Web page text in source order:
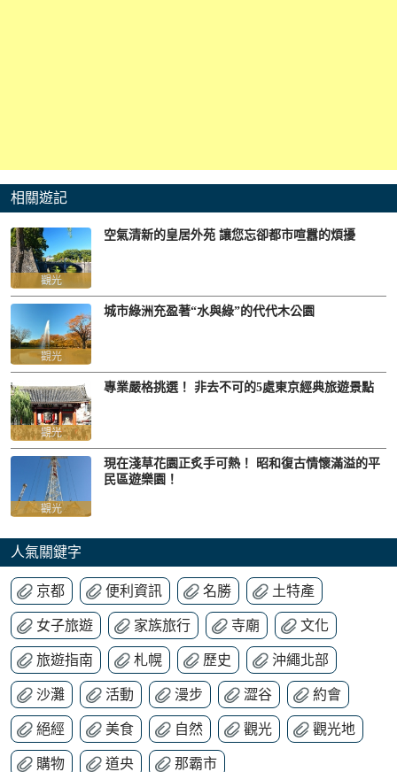
相關遊記
觀光
空氣清新的皇居外苑 讓您忘卻都市喧囂的煩擾
觀光
城市綠洲充盈著“水與綠”的代代木公園
觀光
專業嚴格挑選！ 非去不可的5處東京經典旅遊景點
觀光
現在淺草花園正炙手可熱！ 昭和復古情懷滿溢的平
民區遊樂園！
人氣關鍵字
京都 便利資訊 名勝 土特產
女子旅遊 家族旅行 寺廟 文化
旅遊指南 札幌 歷史 沖繩北部
沙灘 活動 漫步 澀谷 約會
絕經 美食 自然 觀光 觀光地
購物 道央 那霸市